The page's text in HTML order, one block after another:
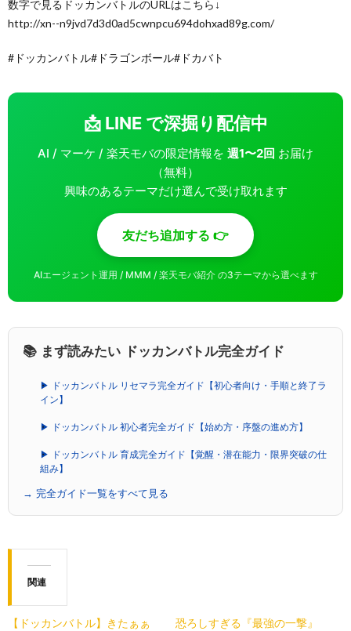
数字で見るドッカンバトルのURLはこちら↓
http://xn--n9jvd7d3d0ad5cwnpcu694dohxad89g.com/
#ドッカンバトル#ドラゴンボール#ドカバト
📩 LINE で深掘り配信中
AI / マーケ / 楽天モバの限定情報を 週1〜2回 お届け
（無料）
興味のあるテーマだけ選んで受け取れます
友だち追加する 👉
AIエージェント運用 / MMM / 楽天モバ紹介 の3テーマから選べます
📚 まず読みたい ドッカンバトル完全ガイド
▶ ドッカンバトル リセマラ完全ガイド【初心者向け・手順と終了ラ
イン】
▶ ドッカンバトル 初心者完全ガイド【始め方・序盤の進め方】
▶ ドッカンバトル 育成完全ガイド【覚醒・潜在能力・限界突破の仕
組み】
→ 完全ガイド一覧をすべて見る
関連
【ドッカンバトル】きたぁぁ
恐ろしすぎる『最強の一撃』